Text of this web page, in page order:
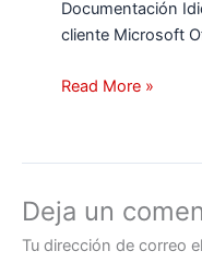
Documentación
cliente Microsoft
Read More »
Deja un
Tu dirección de correo